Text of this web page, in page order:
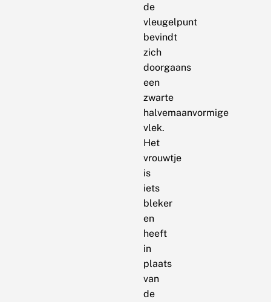
de
vleugelpunt
bevindt
zich
doorgaans
een
zwarte
halvemaanvormige
vlek.
Het
vrouwtje
is
iets
bleker
en
heeft
in
plaats
van
de